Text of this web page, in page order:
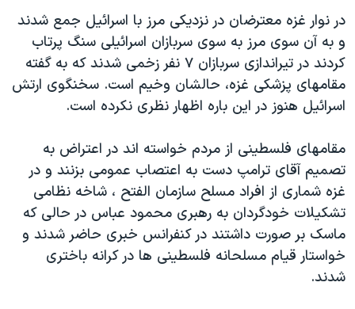
در نوار غزه معترضان در نزدیکی مرز با اسرائیل جمع شدند
و به آن سوی مرز به سوی سربازان اسرائیلی سنگ پرتاب
کردند در تیراندازی سربازان ۷ نفر زخمی شدند که به گفته
مقامهای پزشکی غزه، حالشان وخیم است. سخنگوی ارتش
اسرائیل هنوز در این باره اظهار نظری نکرده است.
مقامهای فلسطینی از مردم خواسته اند در اعتراض به
تصمیم آقای ترامپ دست به اعتصاب عمومی بزنند و در
غزه شماری از افراد مسلح سازمان الفتح ، شاخه نظامی
تشکیلات خودگردان به رهبری محمود عباس در حالی که
ماسک بر صورت داشتند در کنفرانس خبری حاضر شدند و
خواستار قیام مسلحانه فلسطینی ها در کرانه باختری
شدند.